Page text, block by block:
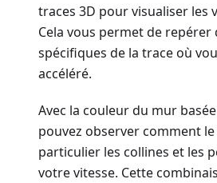
traces 3D pour visualiser les
Cela vous permet de repérer
spécifiques de la trace où
accéléré.
Avec la couleur du mur
pouvez observer comment
particulier les collines et les
votre vitesse. Cette